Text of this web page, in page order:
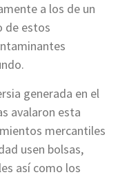
a los de un
de estos
generada en el
avalaron esta
mercantiles
usen bolsas,
así como los